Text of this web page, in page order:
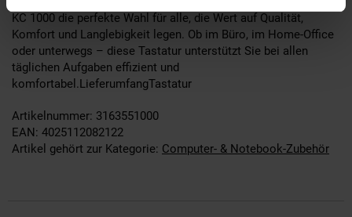
KC 1000 die perfekte Wahl für alle, die Wert auf Qualität,
Komfort und Langlebigkeit legen. Ob im Büro, im Home-Office
oder unterwegs – diese Tastatur unterstützt Sie bei allen
täglichen Aufgaben effizient und
komfortabel.LieferumfangTastatur
Artikelnummer: 3163551000
EAN: 4025112082122
Artikel gehört zur Kategorie: Computer- & Notebook-Zubehör